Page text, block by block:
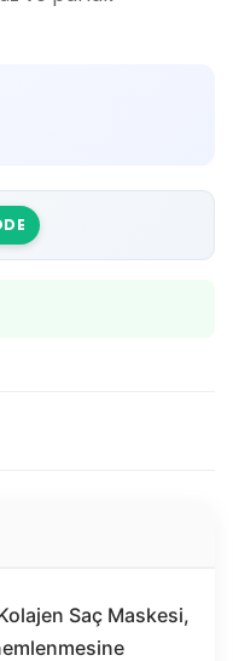
Saç Maskesi,